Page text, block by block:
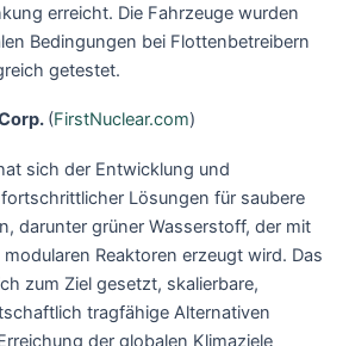
erreicht. Die Fahrzeuge wurden
Bedingungen bei Flottenbetreibern
getestet.
(FirstNuclear.com)
sich der Entwicklung und
Lösungen für saubere
darunter grüner Wasserstoff, der mit
Reaktoren erzeugt wird. Das
zum Ziel gesetzt, skalierbare,
tragfähige Alternativen
der globalen Klimaziele